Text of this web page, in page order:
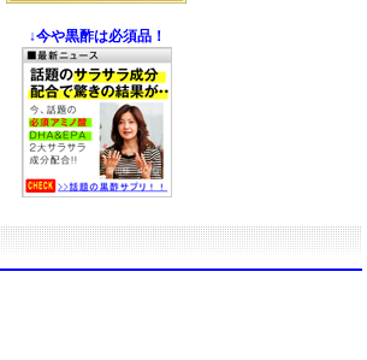
↓今や黒酢は必須品！